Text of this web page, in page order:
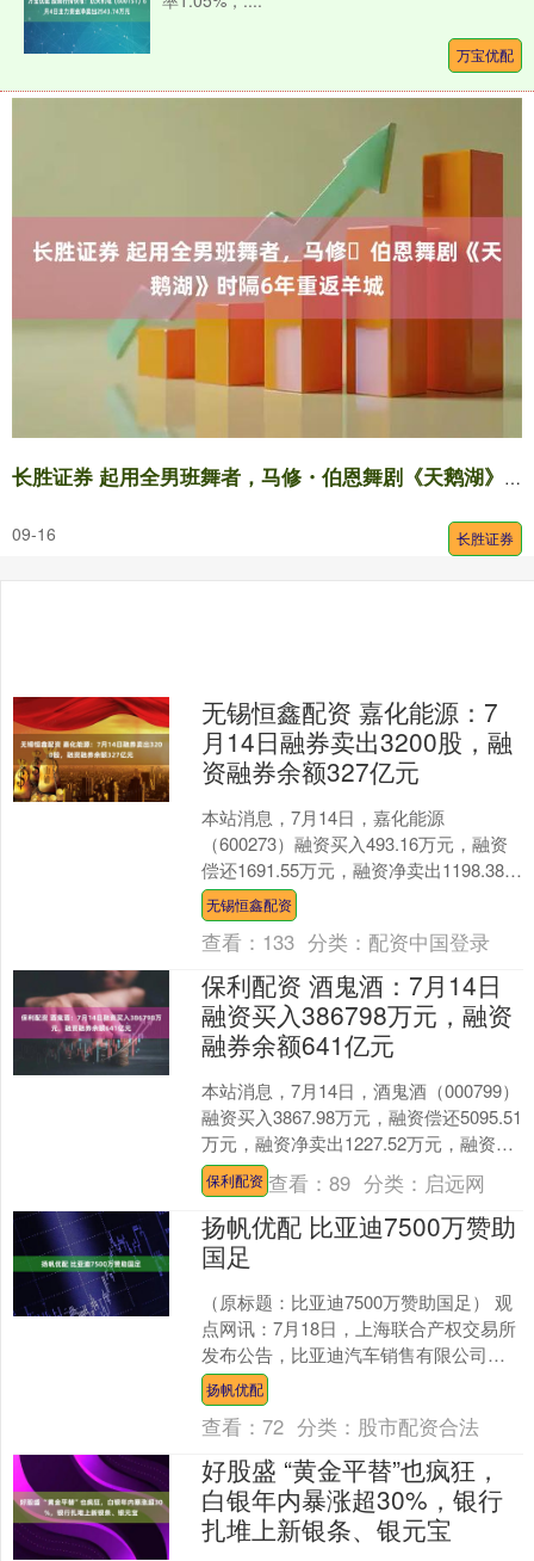
万宝优配
长胜证券 起用全男班舞者，马修・伯恩舞剧《天鹅湖》时隔6年重返羊城
09-16 长胜证券
无锡恒鑫配资 嘉化能源：7
月14日融券卖出3200股，融
资融券余额327亿元
本站消息，7月14日，嘉化能源
（600273）融资买入493.16万元，融资
偿还1691.55万元，融资净卖出1198.38万
元，融资余额3.26亿元。 融券方....
无锡恒鑫配资
查看： 133 分类： 配资中国登录
保利配资 酒鬼酒：7月14日
融资买入386798万元，融资
融券余额641亿元
本站消息，7月14日，酒鬼酒（000799）
融资买入3867.98万元，融资偿还5095.51
万元，融资净卖出1227.52万元，融资余
额6.41亿元，近20个....
保利配资 查看：89 分类： 启远网
扬帆优配 比亚迪7500万赞助
国足
（原标题：比亚迪7500万赞助国足） 观
点网讯：7月18日，上海联合产权交易所
发布公告，比亚迪汽车销售有限公司获
得中国足协中国之队官方合作伙伴（汽
车类）权益招商....
扬帆优配
查看：72 分类： 股市配资合法
好股盛 “黄金平替”也疯狂，
白银年内暴涨超30%，银行
扎堆上新银条、银元宝